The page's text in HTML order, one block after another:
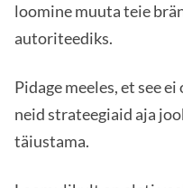
loomine muuta teie
autoriteediks.
Pidage meeles, et see
neid strateegiaid aja
täiustama.